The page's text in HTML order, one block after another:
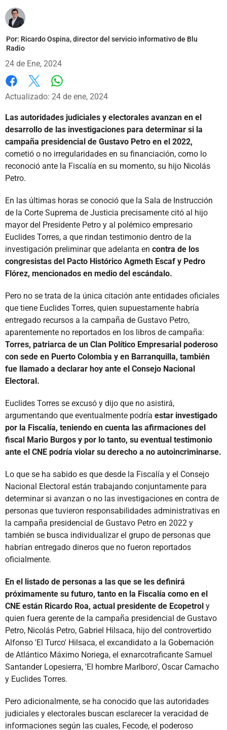
Por: Ricardo Ospina, director del servicio informativo de Blu
Radio
24 de Ene, 2024
Facebook
X
Actualizado: 24 de ene, 2024
Las autoridades judiciales y electorales avanzan en el
desarrollo de las investigaciones para determinar si la
campaña presidencial de Gustavo Petro en el 2022,
cometió o no irregularidades en su financiación, como lo
reconoció ante la Fiscalía en su momento, su hijo Nicolás
Petro.
En las últimas horas se conoció que la Sala de Instrucción
de la Corte Suprema de Justicia precisamente citó al hijo
mayor del Presidente Petro y al polémico empresario
Euclides Torres, a que rindan testimonio dentro de la
investigación preliminar que adelanta en contra de los
congresistas del Pacto Histórico Agmeth Escaf y Pedro
Flórez, mencionados en medio del escándalo.
Pero no se trata de la única citación ante entidades oficiales
que tiene Euclides Torres, quien supuestamente habría
entregado recursos a la campaña de Gustavo Petro,
aparentemente no reportados en los libros de campaña:
Torres, patriarca de un Clan Político Empresarial poderoso
con sede en Puerto Colombia y en Barranquilla, también
fue llamado a declarar hoy ante el Consejo Nacional
Electoral.
Euclides Torres se excusó y dijo que no asistirá,
argumentando que eventualmente podría estar investigado
por la Fiscalía, teniendo en cuenta las afirmaciones del
fiscal Mario Burgos y por lo tanto, su eventual testimonio
ante el CNE podría violar su derecho a no autoincriminarse.
Lo que se ha sabido es que desde la Fiscalía y el Consejo
Nacional Electoral están trabajando conjuntamente para
determinar si avanzan o no las investigaciones en contra de
personas que tuvieron responsabilidades administrativas en
la campaña presidencial de Gustavo Petro en 2022 y
también se busca individualizar el grupo de personas que
habrían entregado dineros que no fueron reportados
oficialmente.
En el listado de personas a las que se les definirá
próximamente su futuro, tanto en la Fiscalía como en el
CNE están Ricardo Roa, actual presidente de Ecopetrol y
quien fuera gerente de la campaña presidencial de Gustavo
Petro, Nicolás Petro, Gabriel Hilsaca, hijo del controvertido
Alfonso 'El Turco' Hilsaca, el excandidato a la Gobernación
de Atlántico Máximo Noriega, el exnarcotraficante Samuel
Santander Lopesierra, 'El hombre Marlboro', Oscar Camacho
y Euclides Torres.
Pero adicionalmente, se ha conocido que las autoridades
judiciales y electorales buscan esclarecer la veracidad de
informaciones según las cuales, Fecode, el poderoso